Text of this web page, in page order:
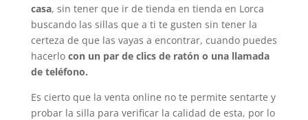
casa, sin tener que ir de tienda en tienda en Lorca
buscando las sillas que a ti te gusten sin tener la
certeza de que las vayas a encontrar, cuando puedes
hacerlo con un par de clics de ratón o una llamada
de teléfono.
Es cierto que la venta online no te permite sentarte y
probar la silla para verificar la calidad de esta, por lo